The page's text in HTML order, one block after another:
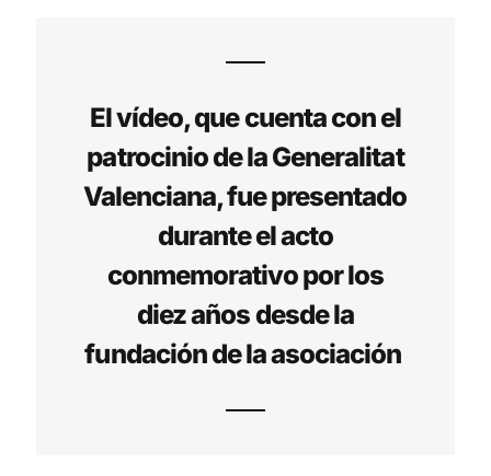
El vídeo, que cuenta con el
patrocinio de la Generalitat
Valenciana, fue presentado
durante el acto
conmemorativo por los
diez años desde la
fundación de la asociación